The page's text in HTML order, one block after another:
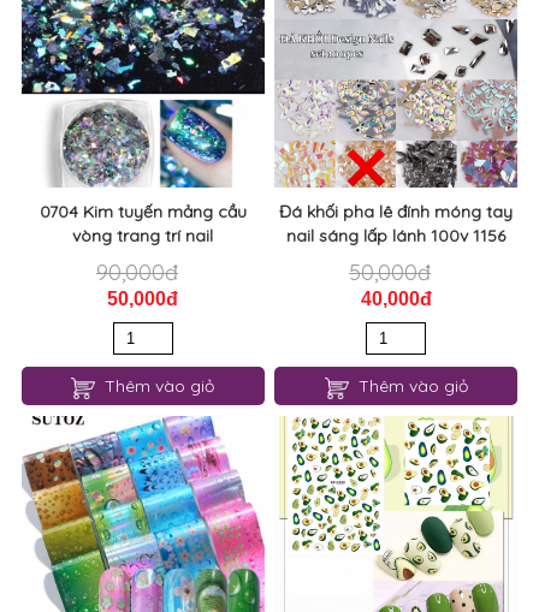
0704 Kim tuyến mảng cầu
vòng trang trí nail
90,000đ
50,000đ
Thêm vào giỏ
Đá khối pha lê đính móng tay
nail sáng lấp lánh 100v 1156
50,000đ
40,000đ
Thêm vào giỏ